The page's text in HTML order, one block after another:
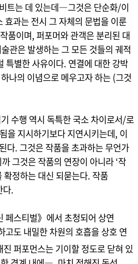
트는 데 있는데―그것은 단순화/이
과는 전시 그 자체의 문법을 이룬
품이며, 퍼포머와 관객은 분리된 대
관은 발생하는 그 모든 것들의 궤적
특별한 사유이다. 연결에 대한 강박
나의 이념으로 메우고자 하는 (그것
수행 역시 독특한 국소 차이로서/로
을 지시하기보다 지연시키는데, 이
다. 그것은 작품을 초과하는 무언가
그것은 작품의 연장이 아니라 ‘작
확정하는 대신 되묻는다. 작품
다.
페스티벌》에서 초청되어 상연
고도 내밀한 차원의 호흡을 상호 연
퍼포먼스는 기이할 정도로 닫혀 있